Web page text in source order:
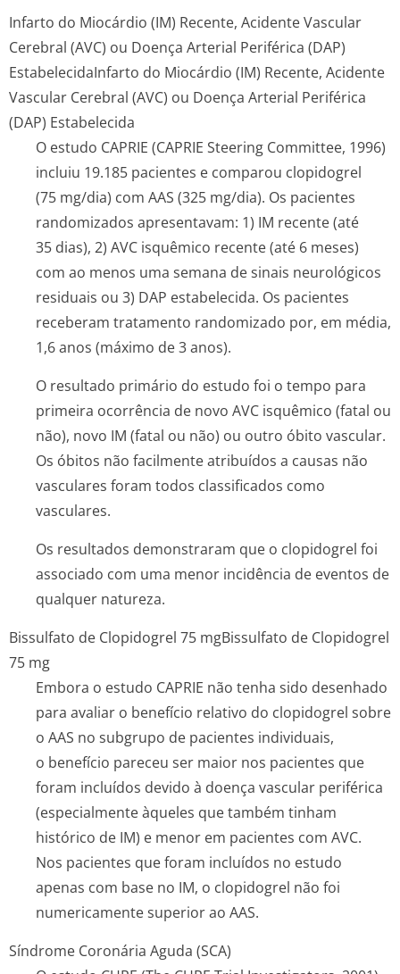
Infarto do Miocárdio (IM) Recente, Acidente Vascular
Cerebral (AVC) ou Doença Arterial Periférica (DAP)
EstabelecidaInfarto do Miocárdio (IM) Recente, Acidente
Vascular Cerebral (AVC) ou Doença Arterial Periférica
(DAP) Estabelecida
O estudo CAPRIE (CAPRIE Steering Committee, 1996)
incluiu 19.185 pacientes e comparou clopidogrel
(75 mg/dia) com AAS (325 mg/dia). Os pacientes
randomizados apresentavam: 1) IM recente (até
35 dias), 2) AVC isquêmico recente (até 6 meses)
com ao menos uma semana de sinais neurológicos
residuais ou 3) DAP estabelecida. Os pacientes
receberam tratamento randomizado por, em média,
1,6 anos (máximo de 3 anos).
O resultado primário do estudo foi o tempo para
primeira ocorrência de novo AVC isquêmico (fatal ou
não), novo IM (fatal ou não) ou outro óbito vascular.
Os óbitos não facilmente atribuídos a causas não
vasculares foram todos classificados como
vasculares.
Os resultados demonstraram que o clopidogrel foi
associado com uma menor incidência de eventos de
qualquer natureza.
Bissulfato de Clopidogrel 75 mgBissulfato de Clopidogrel
75 mg
Embora o estudo CAPRIE não tenha sido desenhado
para avaliar o benefício relativo do clopidogrel sobre
o AAS no subgrupo de pacientes individuais,
o benefício pareceu ser maior nos pacientes que
foram incluídos devido à doença vascular periférica
(especialmente àqueles que também tinham
histórico de IM) e menor em pacientes com AVC.
Nos pacientes que foram incluídos no estudo
apenas com base no IM, o clopidogrel não foi
numericamente superior ao AAS.
Síndrome Coronária Aguda (SCA)